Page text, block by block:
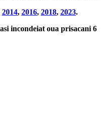
2014, 2016, 2018, 2023.